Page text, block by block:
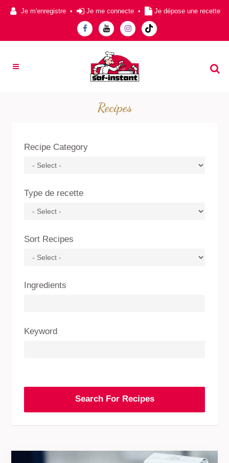
Je m'enregistre • Je me connecte • Je dépose une recette
Recipes
Recipe Category
Type de recette
Sort Recipes
Ingredients
Keyword
Search For Recipes